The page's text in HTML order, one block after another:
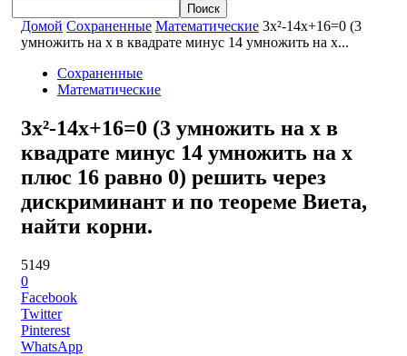
Домой Сохраненные Математические 3x²-14x+16=0 (3
умножить на x в квадрате минус 14 умножить на x...
Сохраненные
Математические
3x²-14x+16=0 (3 умножить на x в
квадрате минус 14 умножить на x
плюс 16 равно 0) решить через
дискриминант и по теореме Виета,
найти корни.
5149
0
Facebook
Twitter
Pinterest
WhatsApp